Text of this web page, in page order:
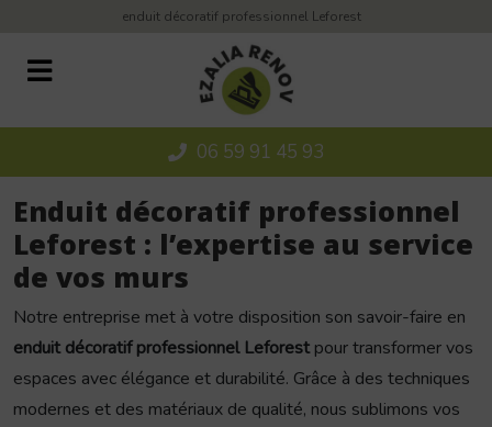
enduit décoratif professionnel Leforest
06 59 91 45 93
Enduit décoratif professionnel
Leforest : l’expertise au service
de vos murs
Notre entreprise met à votre disposition son savoir-faire en
enduit décoratif professionnel Leforest pour transformer vos
espaces avec élégance et durabilité. Grâce à des techniques
modernes et des matériaux de qualité, nous sublimons vos
Panneau de gestion des cookies